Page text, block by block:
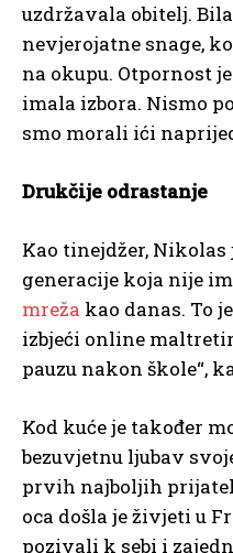
uzdržavala obitelj.
nevjerojatne snage,
na okupu. Otpornost
imala izbora. Nismo
smo morali ići
Drukčije odrastanje
Kao tinejdžer,
generacije koja nije
mreža kao danas. To
izbjeći online
pauzu nakon škole“,
Kod kuće je također
bezuvjetnu ljubav
prvih najboljih
oca došla je živjeti u
pozivali k sebi i